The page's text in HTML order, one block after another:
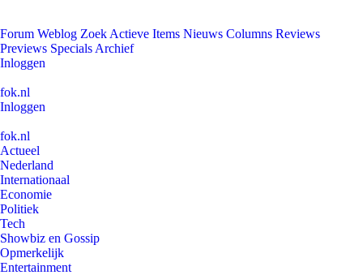
Forum Weblog Zoek Actieve Items Nieuws Columns Reviews
Previews Specials Archief
Inloggen
fok.nl
Inloggen
fok.nl
Actueel
Nederland
Internationaal
Economie
Politiek
Tech
Showbiz en Gossip
Opmerkelijk
Entertainment